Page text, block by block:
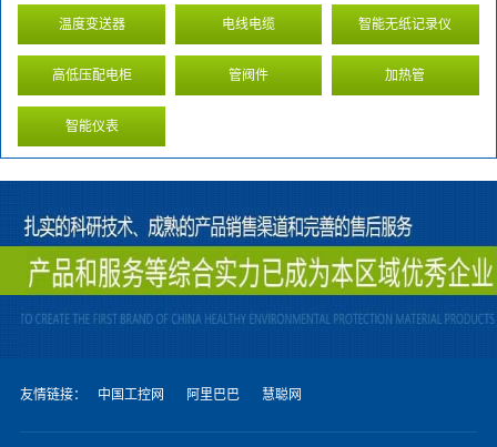
温度变送器 电线电缆 智能无纸记录仪
高低压配电柜 管阀件 加热管
智能仪表
友情链接： 中国工控网 阿里巴巴 慧聪网